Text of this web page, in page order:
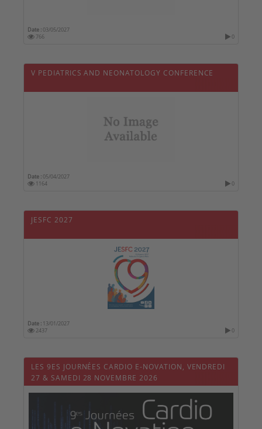
Date :03/05/2027
766
0
V PEDIATRICS AND NEONATOLOGY CONFERENCE
Date :05/04/2027
1164
0
JESFC 2027
Date : 13/01/2027
2437
0
LES 9ES JOURNÉES CARDIO E-NOVATION, VENDREDI
27 & SAMEDI 28 NOVEMBRE 2026